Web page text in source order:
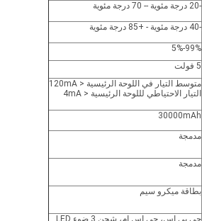
-20 درجة مئوية -- 70 درجة مئوية
-40 درجة مئوية - +85 درجة مئوية
5%-99%
5 فولت
متوسط التيار في اللوحة الرئيسية < 120mA
التيار الاحتياطي لللوحة الرئيسية < 4mA
30000mAh
مدمجة
مدمجة
بطاقة ميكرو سيم